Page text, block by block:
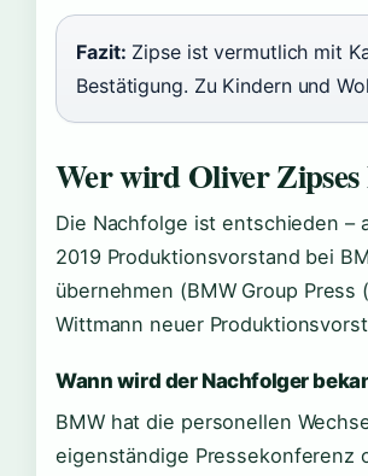
Fazit: Zipse ist vermutlich mit
Bestätigung. Zu Kindern und
Wer wird Oliver Zipses
Die Nachfolge ist entschieden
2019 Produktionsvorstand bei
übernehmen (BMW Group
Wittmann neuer
Wann wird der Nachfolger
BMW hat die personellen
eigenständige Pressekonferenz